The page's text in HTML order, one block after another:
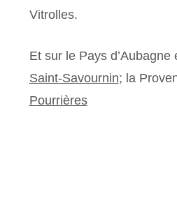
Vitrolles.
Et sur le Pays d’Aubagne
Saint-Savournin; la
Pourrières